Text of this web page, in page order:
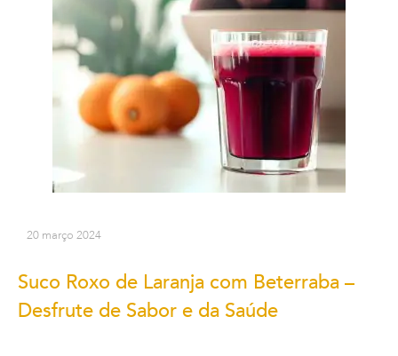
20 março 2024
Suco Roxo de Laranja com Beterraba –
Desfrute de Sabor e da Saúde